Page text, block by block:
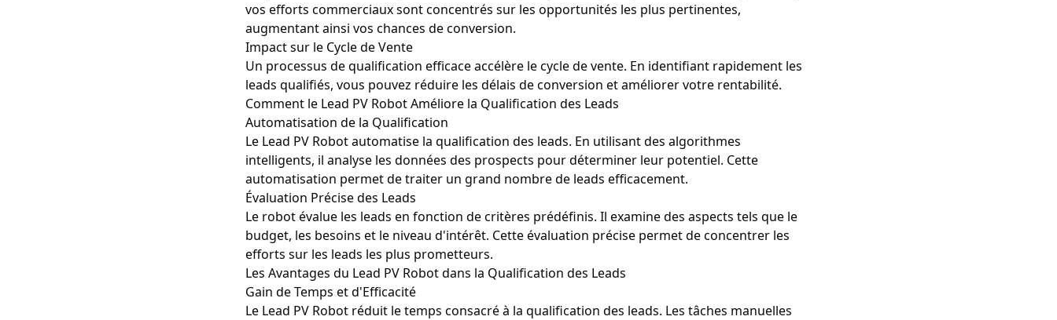
vos efforts commerciaux sont concentrés sur les opportunités les plus pertinentes,
augmentant ainsi vos chances de conversion.
Impact sur le Cycle de Vente
Un processus de qualification efficace accélère le cycle de vente. En identifiant rapidement les
leads qualifiés, vous pouvez réduire les délais de conversion et améliorer votre rentabilité.
Comment le Lead PV Robot Améliore la Qualification des Leads
Automatisation de la Qualification
Le Lead PV Robot automatise la qualification des leads. En utilisant des algorithmes
intelligents, il analyse les données des prospects pour déterminer leur potentiel. Cette
automatisation permet de traiter un grand nombre de leads efficacement.
Évaluation Précise des Leads
Le robot évalue les leads en fonction de critères prédéfinis. Il examine des aspects tels que le
budget, les besoins et le niveau d'intérêt. Cette évaluation précise permet de concentrer les
efforts sur les leads les plus prometteurs.
Les Avantages du Lead PV Robot dans la Qualification des Leads
Gain de Temps et d'Efficacité
Le Lead PV Robot réduit le temps consacré à la qualification des leads. Les tâches manuelles